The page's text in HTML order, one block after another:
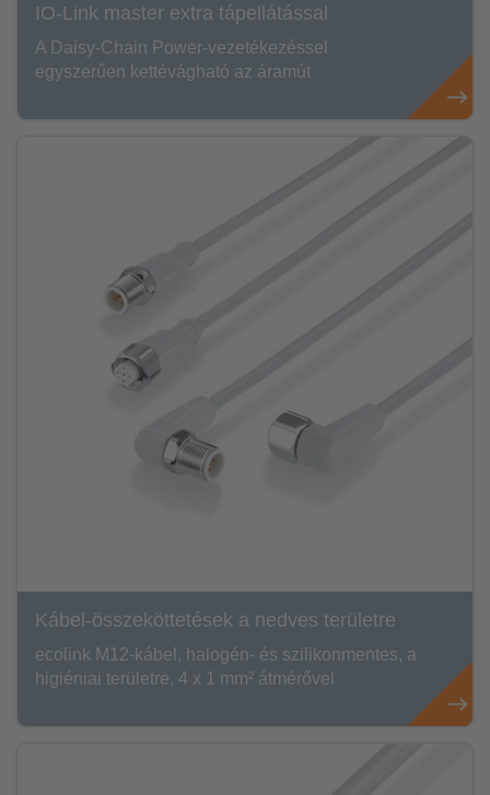
IO-Link master extra tápellátással
A Daisy-Chain Power-vezetékezéssel
egyszerűen kettévágható az áramút
Kábel-összeköttetések a nedves területre
ecolink M12-kábel, halogén- és szilikonmentes, a
higiéniai területre, 4 x 1 mm² átmérővel